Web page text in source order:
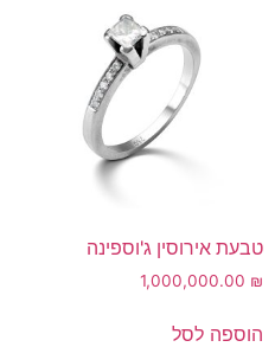
טבעת אירוסין ג'וספינה
1,000,000.00 ₪
הוספה לסל